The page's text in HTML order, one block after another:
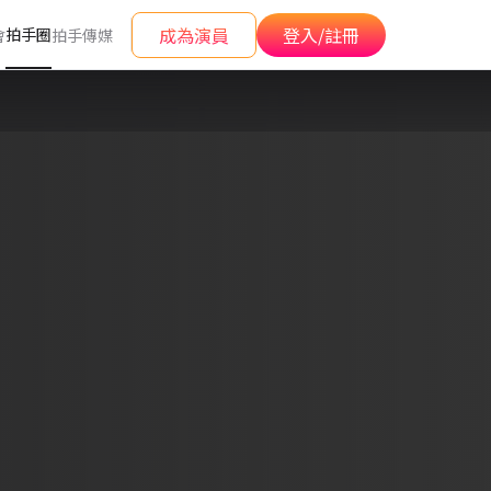
拍手圈拍手傳媒 成為演員 登入/註冊